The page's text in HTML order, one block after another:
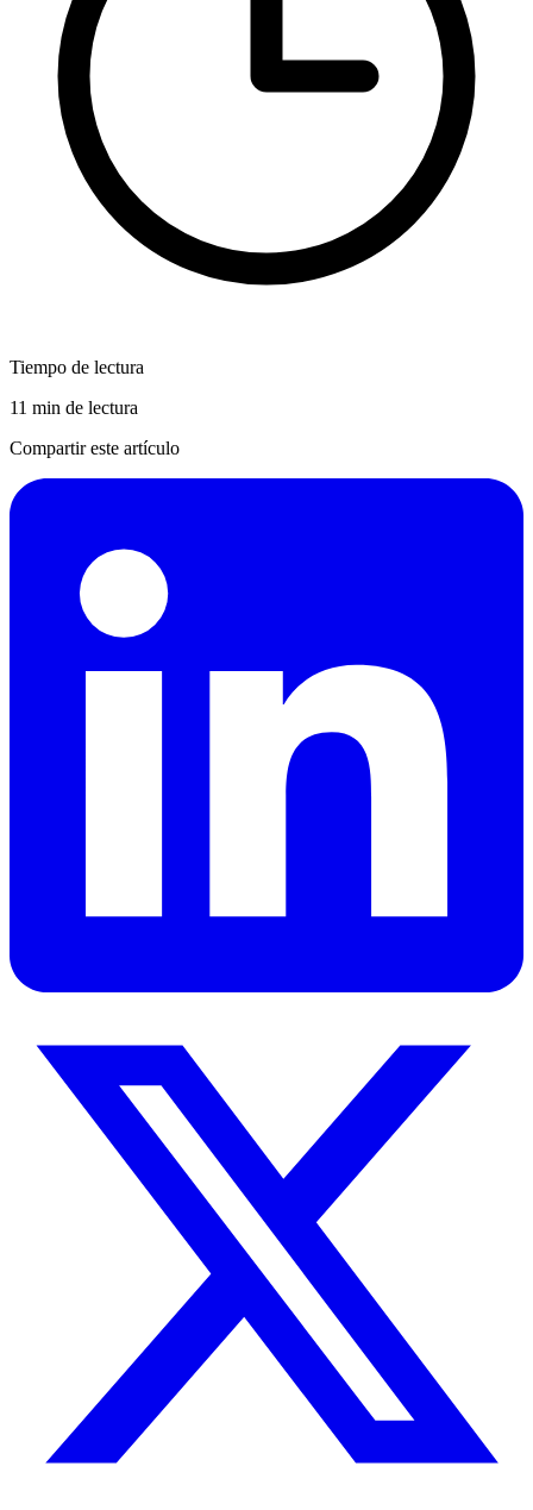
Tiempo de lectura
11 min de lectura
Compartir este artículo